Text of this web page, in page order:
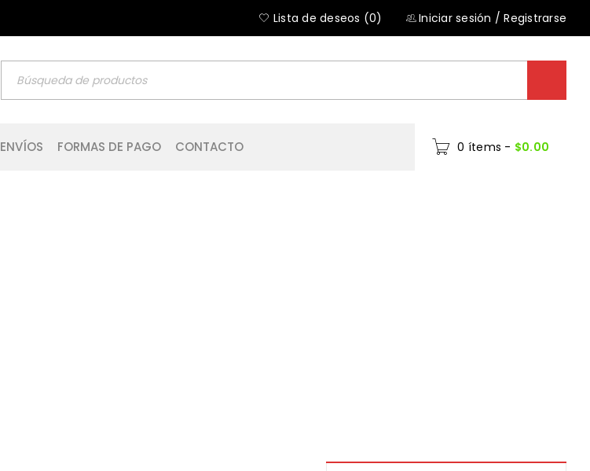
Iniciar sesión /Registrarse
Lista de deseos (0)
ENVÍOS FORMAS DE PAGO CONTACTO 0 ítems - $0.00